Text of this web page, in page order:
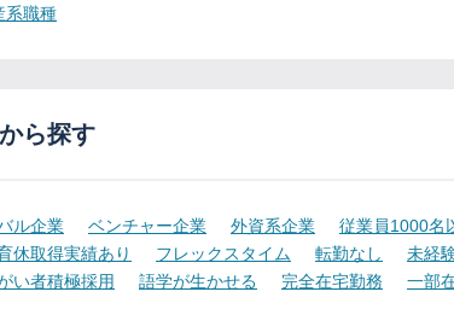
系職種
ら探す
ル企業 ベンチャー企業 外資系企業 従業員1000名
休取得実績あり フレックスタイム 転勤なし 未経
い者積極採用 語学が生かせる 完全在宅勤務 一部